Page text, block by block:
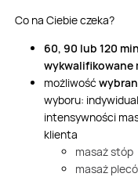
Co na Ciebie czeka?
60, 90 lub 120
wykwalifikowane
możliwość
wyboru:
intensywności
klienta
masaż stóp
masaż